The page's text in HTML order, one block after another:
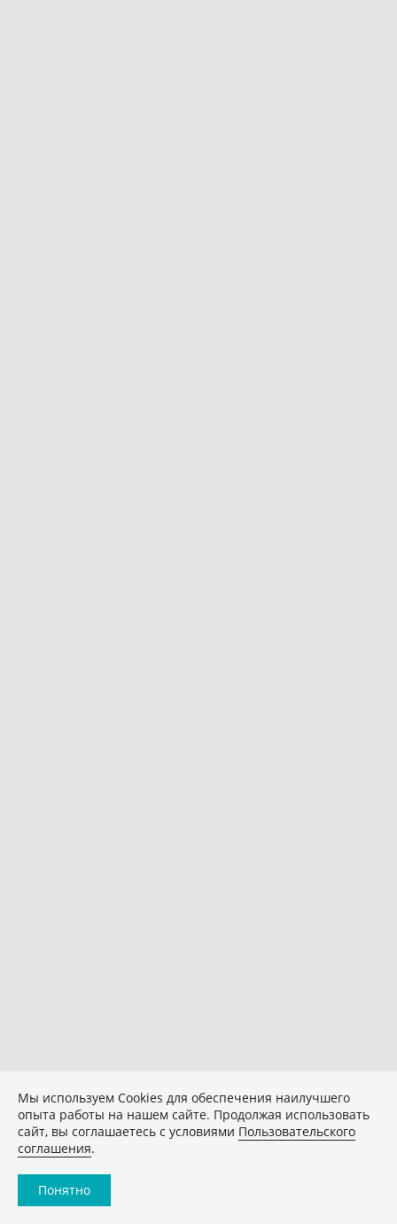
Мы используем Сookies для обеспечения наилучшего
опыта работы на нашем сайте. Продолжая использовать
сайт, вы соглашаетесь с условиями Пользовательского
соглашения.
Понятно